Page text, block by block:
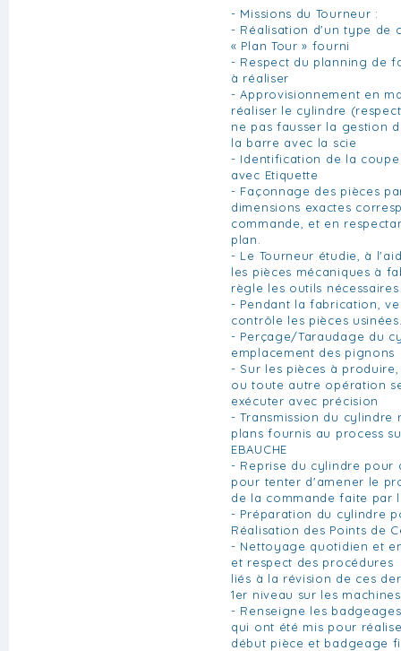
- Missions du Tourneur :
- Réalisation d'un type de
« Plan Tour » fourni
- Respect du planning de
à réaliser
- Approvisionnement en
réaliser le cylindre
ne pas fausser la gestion
la barre avec la scie
- Identification de la
avec Etiquette
- Façonnage des pièces
dimensions exactes
commande, et en
plan.
- Le Tourneur étudie, à
les pièces mécaniques à
règle les outils
- Pendant la fabrication,
contrôle les pièces
- Perçage/Taraudage du
emplacement des pignons
- Sur les pièces à
ou toute autre opération
exécuter avec précision
- Transmission du cylindre
plans fournis au process
EBAUCHE
- Reprise du cylindre pour
pour tenter d'amener le
de la commande faite par
- Préparation du cylindre
Réalisation des Points de
- Nettoyage quotidien et
et respect des procédures
liés à la révision de ces
1er niveau sur les machines
- Renseigne les
qui ont été mis pour
début pièce et badgeage